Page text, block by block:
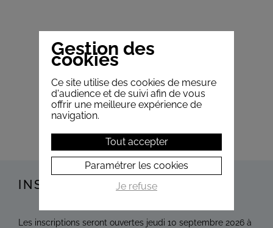
INSCRIPTION 2026 - 2027
Les inscriptions seront ouvertes jeudi 10 septembre 2026 à
Gestion des
cookies
Ce site utilise des cookies de mesure
d'audience et de suivi afin de vous
offrir une meilleure expérience de
navigation.
Tout accepter
Paramétrer les cookies
Je refuse